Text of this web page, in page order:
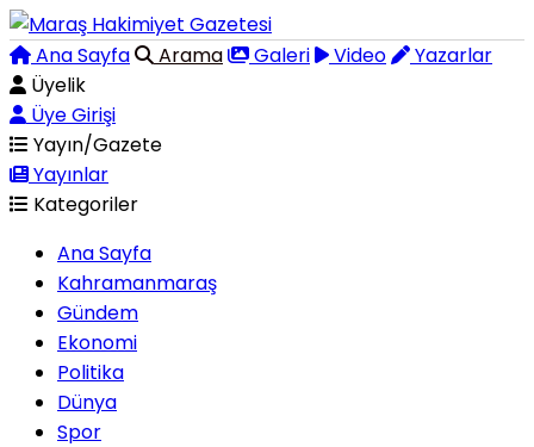
Ana Sayfa Arama Galeri Video
Yazarlar
Üyelik
Üye Girişi
Yayın/Gazete
Yayınlar
Kategoriler
Ana Sayfa
Kahramanmaraş
Gündem
Ekonomi
Politika
Dünya
Spor